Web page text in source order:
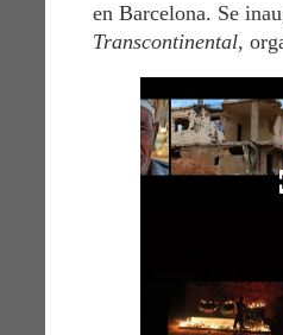
en Barcelona. Se
Transcontinental,